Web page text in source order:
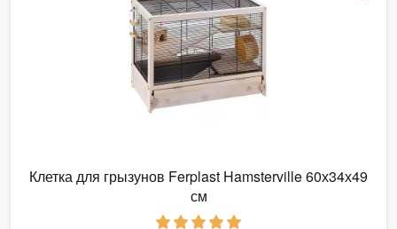
Клетка для грызунов Ferplast Hamsterville 60х34х49
см